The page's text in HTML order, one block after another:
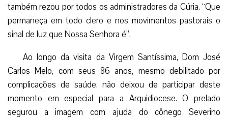
também rezou por todos os administradores da Cúria. “Que
permaneça em todo clero e nos movimentos pastorais o
sinal de luz que Nossa Senhora é”.
Ao longo da visita da Virgem Santíssima, Dom José
Carlos Melo, com seus 86 anos, mesmo debilitado por
complicações de saúde, não deixou de participar deste
momento em especial para a Arquidiocese. O prelado
segurou a imagem com ajuda do cônego Severino